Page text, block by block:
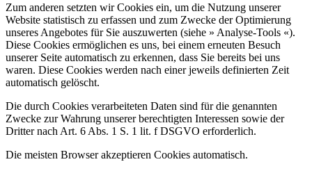
Zum anderen setzten wir Cookies ein, um die Nutzung unserer
Website statistisch zu erfassen und zum Zwecke der Optimierung
unseres Angebotes für Sie auszuwerten (siehe » Analyse-Tools «).
Diese Cookies ermöglichen es uns, bei einem erneuten Besuch
unserer Seite automatisch zu erkennen, dass Sie bereits bei uns
waren. Diese Cookies werden nach einer jeweils definierten Zeit
automatisch gelöscht.
Die durch Cookies verarbeiteten Daten sind für die genannten
Zwecke zur Wahrung unserer berechtigten Interessen sowie der
Dritter nach Art. 6 Abs. 1 S. 1 lit. f DSGVO erforderlich.
Die meisten Browser akzeptieren Cookies automatisch.